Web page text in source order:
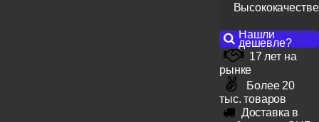
Нашли
дешевле?
17 лет на
рынке
Более 20
тыс. товаров
Доставка в